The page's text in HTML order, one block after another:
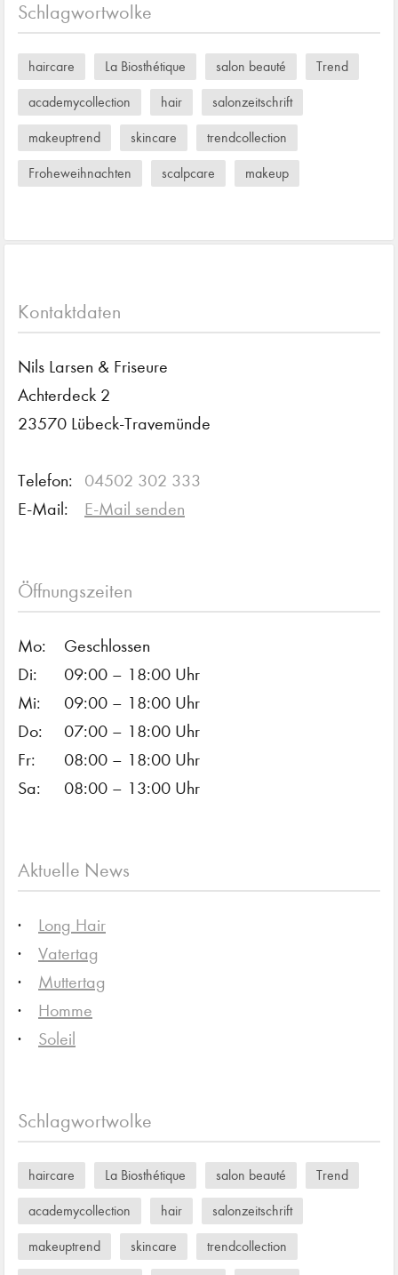
Schlagwortwolke
haircare La Biosthétique salon beauté Trend
academycollection hair salonzeitschrift
makeuptrend skincare trendcollection
Froheweihnachten scalpcare makeup
Kontaktdaten
Nils Larsen & Friseure
Achterdeck 2
23570 Lübeck-Travemünde
Telefon:
04502 302 333
E-Mail:
E-Mail senden
Öffnungszeiten
Mo:
Geschlossen
Di:
09:00 – 18:00 Uhr
Mi:
09:00 – 18:00 Uhr
Do:
07:00 – 18:00 Uhr
Fr:
08:00 – 18:00 Uhr
Sa:
08:00 – 13:00 Uhr
Aktuelle News
Long Hair
Vatertag
Muttertag
Homme
Soleil
Schlagwortwolke
haircare La Biosthétique salon beauté Trend
academycollection hair salonzeitschrift
makeuptrend skincare trendcollection